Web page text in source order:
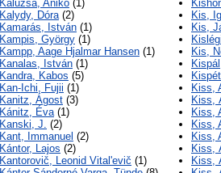
Kaluzsa, Anikó (1)
Kalydy, Dóra(2)
Kamarás, István (1)
Kampis, György (1)
Kampp, Aage Hjalmar Hansen (1)
Kanalas, István (1)
Kandra, Kabos (5)
Kan-Ichi, Fujii (1)
Kanitz, Ágost (3)
Kánitz, Éva(1)
Kanski, J. (2)
Kant, Immanuel (2)
Kántor, Lajos (2)
Kantorovič, Leonid Vital'evič (1)
Kis,
Kis,
Kis,
Kiss,
Kiss,
Kiss,
Kiss,
Kiss,
Kiss,
Kiss,